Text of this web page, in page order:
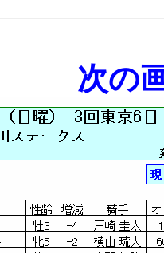
次の